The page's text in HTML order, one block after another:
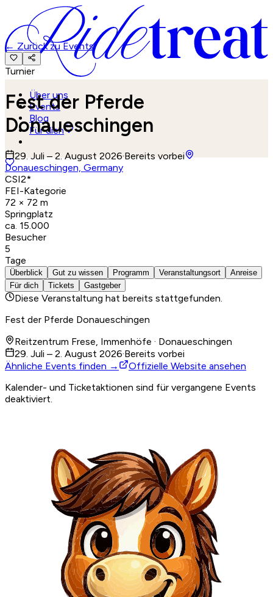
Über uns
Events
Blog
Für dich
← Zurück zu Events
Turnier
Fest der Pferde
Donaueschingen
29. Juli – 2. August 2026·Bereits vorbei
Donaueschingen, Germany
CSI2*
FEI-Kategorie
72 × 72 m
Springplatz
ca. 15.000
Besucher
5
Tage
Überblick Gut zu wissen Programm Veranstaltungsort
Anreise
Für dich
Tickets Gastgeber
Diese Veranstaltung hat bereits stattgefunden.
Fest der Pferde Donaueschingen
Reitzentrum Frese, Immenhöfe · Donaueschingen
29. Juli – 2. August 2026·Bereits vorbei
Ähnliche Events finden →
Offizielle Website ansehen
Kalender- und Ticketaktionen sind für vergangene Events
deaktiviert.